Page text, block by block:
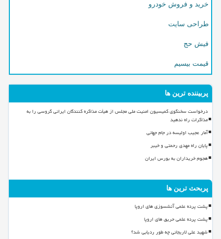
خرید و فروش خودرو
طراحی سایت
فیش حج
قیمت بیسیم
پربیننده ترین ها
درخواست سخنگوی کمیسیون امنیت ملی مجلس از هیأت مذاکره کنندگان ایرانی گروسی را به
مذاکرات راه ندهید
آمار عجیب اولیسه در جام جهانی
پایان راه مهدی رحمتی و خیبر
هجوم خریداران به بورس ایران
پربحث ترین ها
پشت پرده علمی آتشسوزی های اروپا
پشت پرده علمی حریق های اروپا
شهید علی لاریجانی چه طور ردیابی شد؟